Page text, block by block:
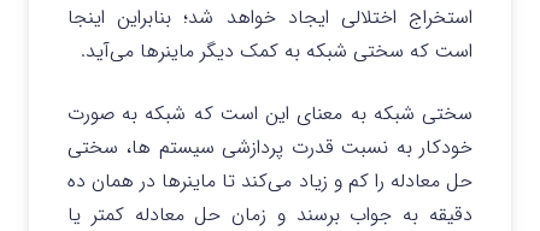
استخراج اختلالی ایجاد خواهد شد؛ بنابراین اینجا
است که سختی شبکه به کمک دیگر ماینرها می‌آید.
سختی شبکه به معنای این است که شبکه به صورت
خودکار به نسبت قدرت پردازشی سیستم ها، سختی
حل معادله را کم و زیاد می‌کند تا ماینرها در همان ده
دقیقه به جواب برسند و زمان حل معادله کمتر یا